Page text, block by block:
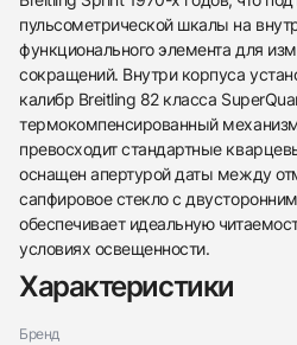
438
285
145
142
205
204
195
150
6
пульсометрической шкалы на
функционального элемента для
сокращений. Внутри корпуса
калибр Breitling 82 класса
термокомпенсированный
превосходит стандартные
оснащен апертурой даты между
сапфировое стекло с
обеспечивает идеальную
условиях освещенности.
Характеристики
Бренд